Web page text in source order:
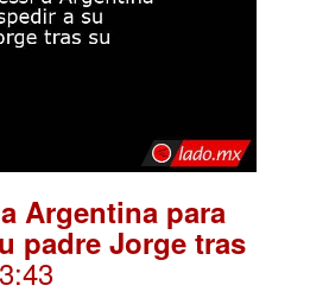
Argentina para
padre Jorge tras